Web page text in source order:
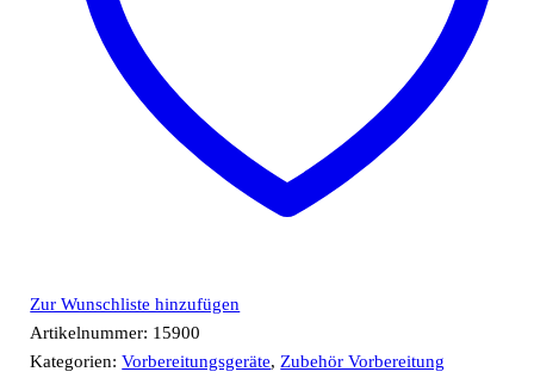
Zur Wunschliste hinzufügen
Artikelnummer: 15900
Kategorien:Vorbereitungsgeräte, Zubehör Vorbereitung